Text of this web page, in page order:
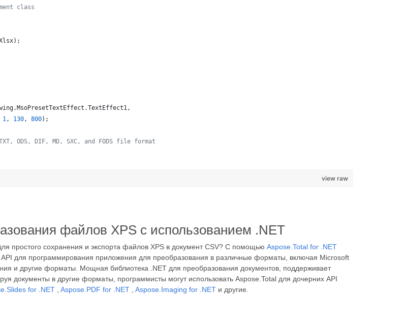
class
) ;
. MsoPresetTextEffect .TextEffect1,
1, 130, 800) ;
ODS, DIF, MD, SXC, and FODS file format
view raw
файлов XPS с использованием .NET
простого сохранения и экспорта файлов XPS в документ CSV? С помощью Aspose.Total for .NET
для программирования приложения для преобразования в различные форматы, включая Microsoft
и другие форматы. Мощная библиотека .NET для преобразования документов, поддерживает
документы в другие форматы, программисты могут использовать Aspose.Total для дочерних API
for .NET Aspose.PDF for .NET Aspose.Imaging for .NET и другие.